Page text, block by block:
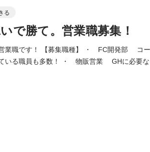
る
で勝て。営業職募集！
業職です！ 【募集職種】 ・ FC開発部 コー
いる職員も多数！ ・ 物販営業 GHに必要な
くポジティブな方 ・チームワークを大切に